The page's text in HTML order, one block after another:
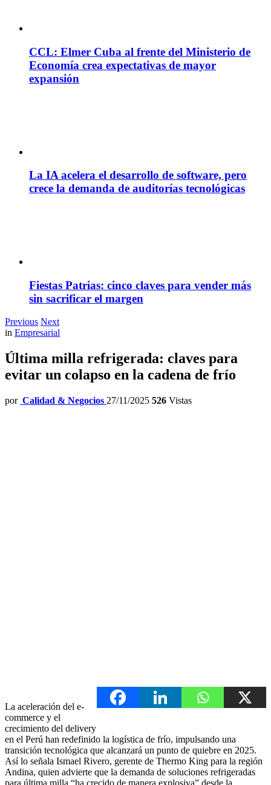
CCL: Elmer Cuba al frente del Ministerio de
Economía crea expectativas de mayor
expansión
La IA acelera el desarrollo de software, pero
crece la demanda de auditorías tecnológicas
Fiestas Patrias: cinco claves para vender más
sin sacrificar el margen
Previous Next
in Empresarial
Última milla refrigerada: claves para
evitar un colapso en la cadena de frío
por Calidad & Negocios 27/11/2025 526 Vistas
La aceleración del e-
commerce y el
crecimiento del delivery
en el Perú han redefinido la logística de frío, impulsando una
transición tecnológica que alcanzará un punto de quiebre en 2025.
Así lo señala Ismael Rivero, gerente de Thermo King para la región
Andina, quien advierte que la demanda de soluciones refrigeradas